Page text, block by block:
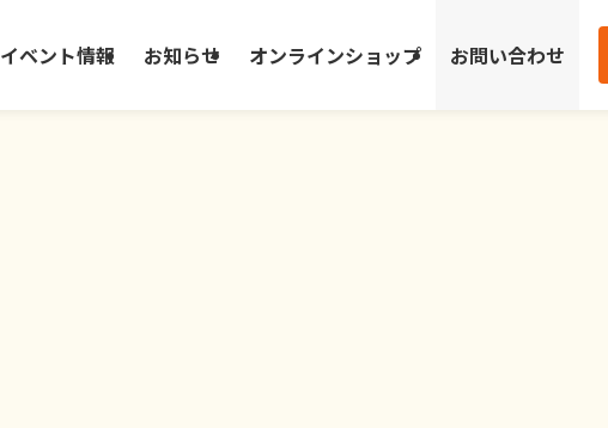
イベント情報 お知らせ オンラインショップ お問い合わせ